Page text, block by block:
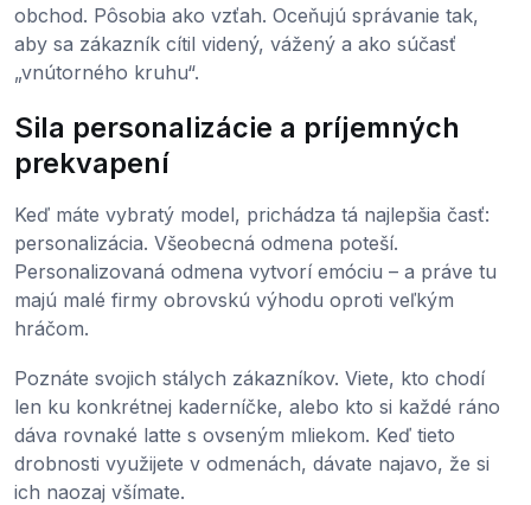
obchod. Pôsobia ako vzťah. Oceňujú správanie tak,
aby sa zákazník cítil videný, vážený a ako súčasť
„vnútorného kruhu“.
Sila personalizácie a príjemných
prekvapení
Keď máte vybratý model, prichádza tá najlepšia časť:
personalizácia. Všeobecná odmena poteší.
Personalizovaná odmena vytvorí emóciu – a práve tu
majú malé firmy obrovskú výhodu oproti veľkým
hráčom.
Poznátе svojich stálych zákazníkov. Viete, kto chodí
len ku konkrétnej kaderníčke, alebo kto si každé ráno
dáva rovnaké latte s ovseným mliekom. Keď tieto
drobnosti využijete v odmenách, dávate najavo, že si
ich naozaj všímate.